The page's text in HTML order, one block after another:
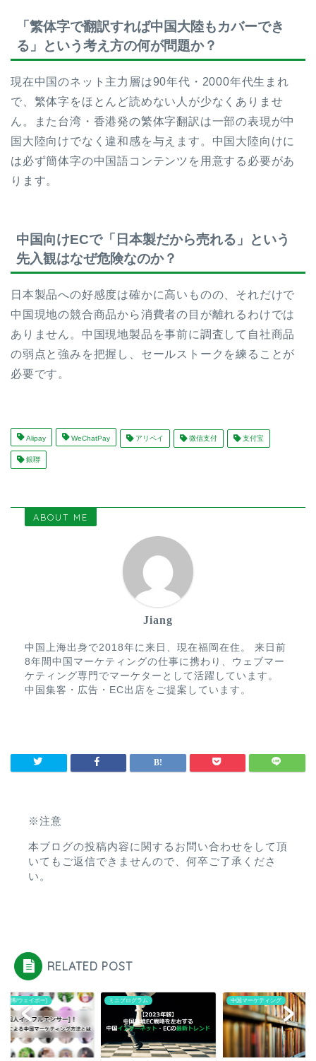
「繁体字で翻訳すれば中国大陸もカバーでき
る」という考え方の何が問題か？
現在中国のネット主力層は90年代・2000年代生まれ
で、繁体字をほとんど読めない人が少なくありませ
ん。また台湾・香港発の繁体字翻訳は一部の表現が中
国大陸向けでなく違和感を与えます。中国大陸向けに
は必ず簡体字の中国語コンテンツを用意する必要があ
ります。
中国向けECで「日本製だから売れる」という
先入観はなぜ危険なのか？
日本製品への好感度は確かに高いものの、それだけで
中国現地の競合商品から消費者の目が離れるわけでは
ありません。中国現地製品を事前に調査して自社商品
の弱点と強みを把握し、セールストークを練ることが
必要です。
Alipay WeChatPay アリペイ 微信支付 支付宝
銀聯
ABOUT ME
Jiang
中国上海出身で2018年に来日、現在福岡在住。 来日前
8年間中国マーケティングの仕事に携わり、ウェブマー
ケティング専門でマーケターとして活躍しています。
中国集客・広告・EC出店をご提案しています。
※注意
本ブログの投稿内容に関するお問い合わせをして頂
いてもご返信できませんので、何卒ご了承くださ
い。
RELATED POST
微博/ウェイボー) ミニプログラム 中国マーケティング